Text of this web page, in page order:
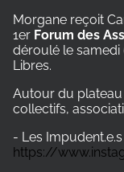
Morgane reçoit
1er Forum des
déroulé le samedi
Libres.
Autour du
collectifs,
- Les
https://